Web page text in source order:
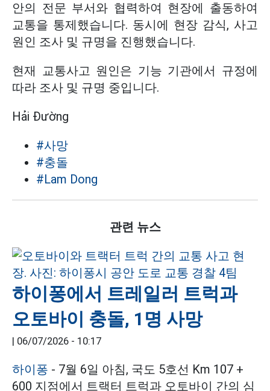
안의 전문 부서와 협력하여 현장에 출동하여
교통을 통제했습니다. 동시에 현장 감식, 사고
원인 조사 및 규명을 진행했습니다.
현재 교통사고 원인은 기능 기관에서 규정에
따라 조사 및 규명 중입니다.
Hải Đường
#사망
#충돌
#Lam Dong
관련 뉴스
하이퐁에서 트레일러 트럭과
오토바이 충돌, 1명 사망
06/07/2026 - 10:17
하이퐁 - 7월 6일 아침, 국도 5호선 Km 107 +
600 지점에서 트랙터 트럭과 오토바이 간의 심